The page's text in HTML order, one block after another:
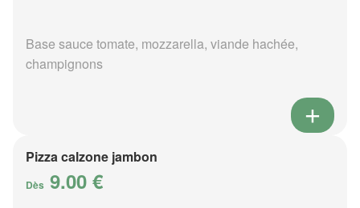
Base sauce tomate, mozzarella, viande hachée,
champignons
Pizza calzone jambon
Dès 9.00 €